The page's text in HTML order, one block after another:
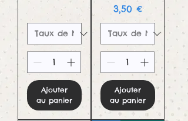
Ajouter
au panier
Prix
3,50 €
Ajouter
au panier